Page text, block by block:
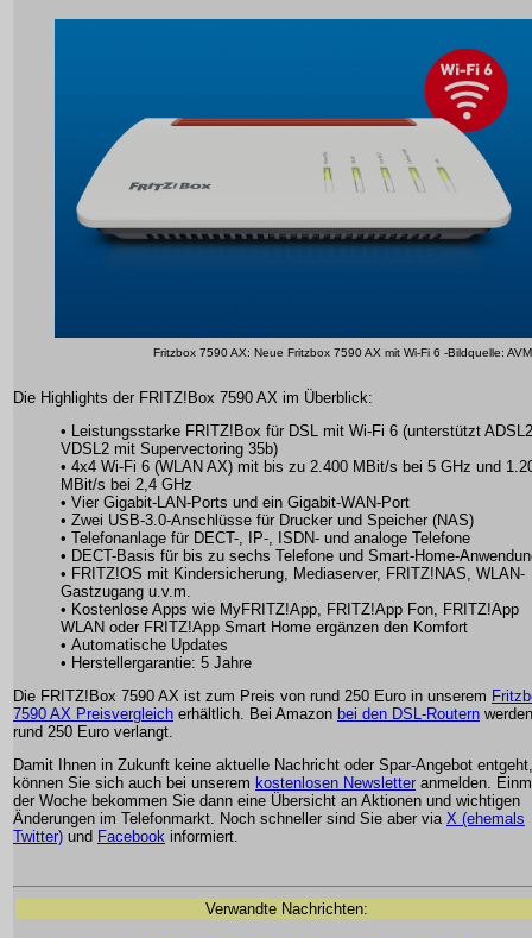
Fritzbox 7590 AX: Neue Fritzbox 7590 AX mit Wi-Fi 6 -Bildquelle: AVM
Die Highlights der FRITZ!Box 7590 AX im Überblick:
• Leistungsstarke FRITZ!Box für DSL mit Wi-Fi 6 (unterstützt
VDSL2 mit Supervectoring 35b)
• 4x4 Wi-Fi 6 (WLAN AX) mit bis zu 2.400 MBit/s bei 5 GHz und
MBit/s bei 2,4 GHz
• Vier Gigabit-LAN-Ports und ein Gigabit-WAN-Port
• Zwei USB-3.0-Anschlüsse für Drucker und Speicher (NAS)
• Telefonanlage für DECT-, IP-, ISDN- und analoge Telefone
• DECT-Basis für bis zu sechs Telefone und Smart-Home-
• FRITZ!OS mit Kindersicherung, Mediaserver, FRITZ!NAS, WLAN-
Gastzugang u.v.m.
• Kostenlose Apps wie MyFRITZ!App, FRITZ!App Fon, FRITZ!App
WLAN oder FRITZ!App Smart Home ergänzen den Komfort
• Automatische Updates
• Herstellergarantie: 5 Jahre
Die FRITZ!Box 7590 AX ist zum Preis von rund 250 Euro in unserem
7590 AX Preisvergleich erhältlich. Bei Amazon bei den DSL-Routern werden
rund 250 Euro verlangt.
Damit Ihnen in Zukunft keine aktuelle Nachricht oder Spar-Angebot entgeht,
können Sie sich auch bei unserem kostenlosen Newsletter anmelden.
der Woche bekommen Sie dann eine Übersicht an Aktionen und wichtigen
Änderungen im Telefonmarkt. Noch schneller sind Sie aber via X (ehemals
Twitter) und Facebook informiert.
Verwandte Nachrichten: